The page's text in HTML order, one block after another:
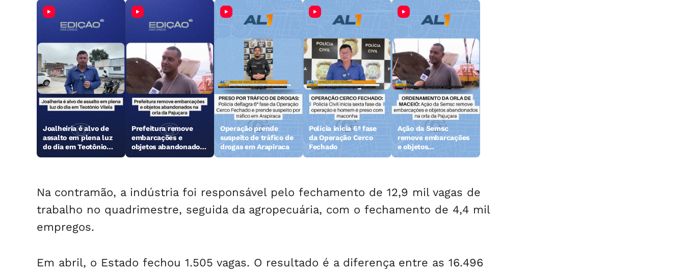
Joalheiria é alvo de
assalto em plena luz
do dia em Teotônio
Vilela
Prefeitura remove
embarcações e
objetos abandonados
na orla da Pajuçara
Operação prende
suspeito de tráfico de
drogas em Arapiraca
Polícia inicia 6ª fase
da Operação Cerco
Fechado
Ação da Semsc
remove embarcações
e objetos
abandonados na orla
Na contramão, a indústria foi responsável pelo fechamento de 12,9 mil vagas de
trabalho no quadrimestre, seguida da agropecuária, com o fechamento de 4,4 mil
empregos.
Em abril, o Estado fechou 1.505 vagas. O resultado é a diferença entre as 16.496